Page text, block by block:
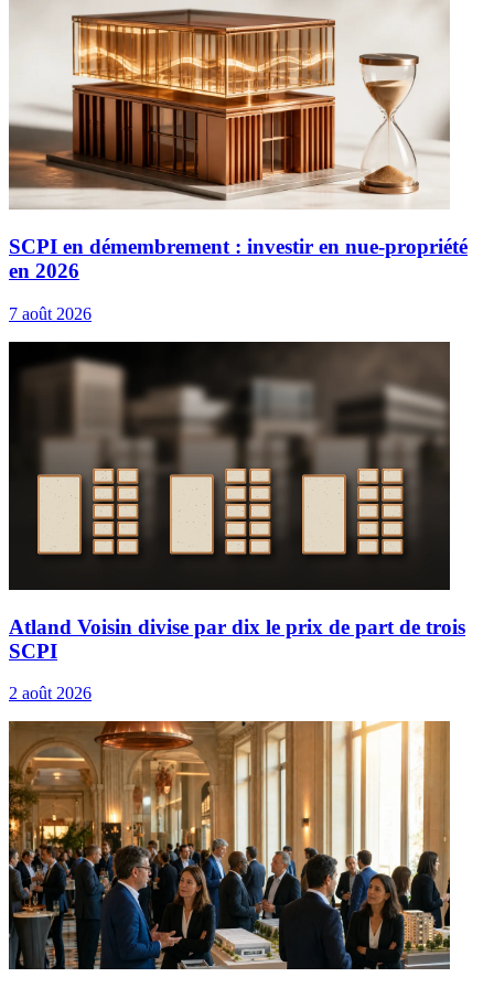
SCPI en démembrement : investir en nue-propriété
en 2026
7 août 2026
Atland Voisin divise par dix le prix de part de trois
SCPI
2 août 2026